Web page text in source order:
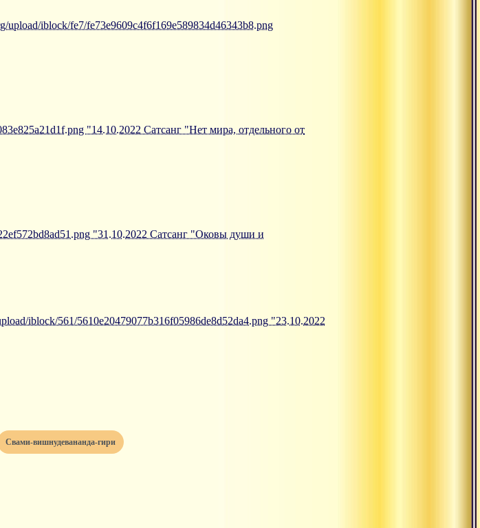
iblock/fe7/fe73e9609c4f6f169e589834d46343b8.png
"14.10.2022 Сатсанг "Нет мира, отдельного от
"31.10.2022 Сатсанг "Оковы души и
iblock/561/5610e20479077b316f05986de8d52da4.png "23.10.2022
Свами-вишнудевананда-гири